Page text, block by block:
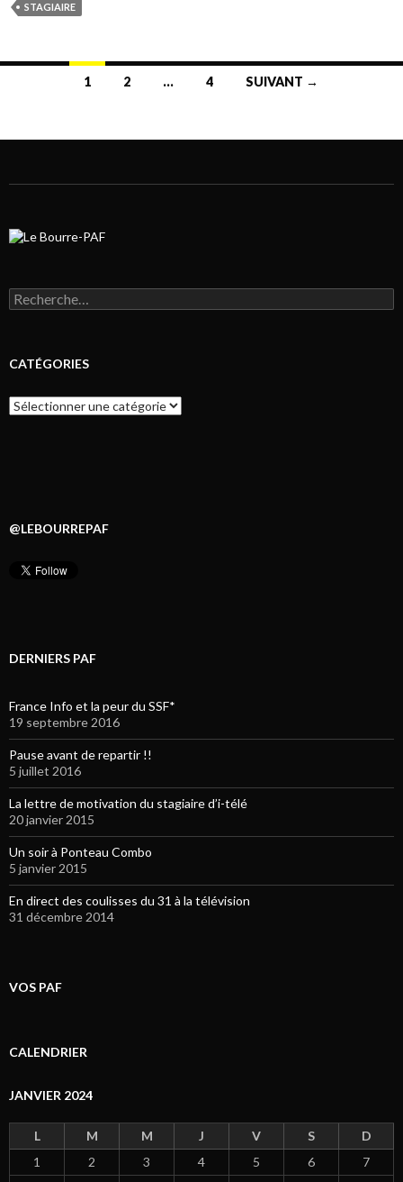
STAGIAIRE
1 2 … 4 SUIVANT →
Rechercher :
CATÉGORIES
Catégories
@LEBOURREPAF
DERNIERS PAF
France Info et la peur du SSF*
19 septembre 2016
Pause avant de repartir !!
5 juillet 2016
La lettre de motivation du stagiaire d’i-télé
20 janvier 2015
Un soir à Ponteau Combo
5 janvier 2015
En direct des coulisses du 31 à la télévision
31 décembre 2014
VOS PAF
CALENDRIER
JANVIER 2024
L M M J V S
D
1
2 3 4 5 6
7